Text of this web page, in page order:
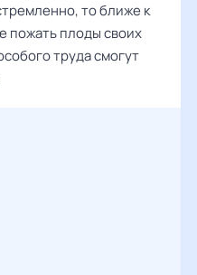
то ближе к
пожать плоды своих
труда смогут